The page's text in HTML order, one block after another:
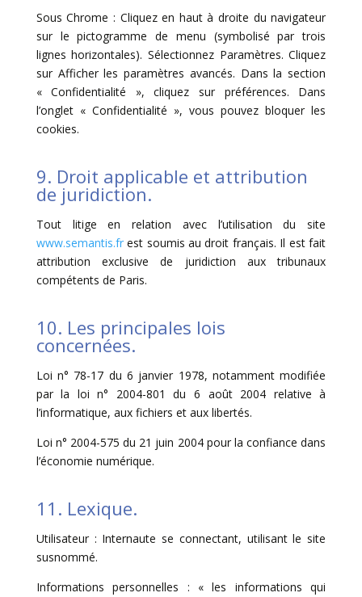
Sous Chrome : Cliquez en haut à droite du navigateur
sur le pictogramme de menu (symbolisé par trois
lignes horizontales). Sélectionnez Paramètres. Cliquez
sur Afficher les paramètres avancés. Dans la section
« Confidentialité », cliquez sur préférences. Dans
l’onglet « Confidentialité », vous pouvez bloquer les
cookies.
9. Droit applicable et attribution
de juridiction.
Tout litige en relation avec l’utilisation du site
www.semantis.frest soumis au droit français. Il est fait
attribution exclusive de juridiction aux tribunaux
compétents de Paris.
10. Les principales lois
concernées.
Loi n° 78-17 du 6 janvier 1978, notamment modifiée
par la loi n° 2004-801 du 6 août 2004 relative à
l’informatique, aux fichiers et aux libertés.
Loi n° 2004-575 du 21 juin 2004 pour la confiance dans
l’économie numérique.
11. Lexique.
Utilisateur : Internaute se connectant, utilisant le site
susnommé.
Informations personnelles : « les informations qui